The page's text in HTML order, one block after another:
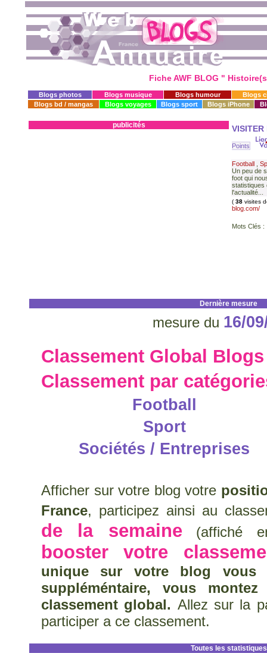
Fiche AWF BLOG "
Blogs photos Blogs musique Blogs humour
Blogs
Blogs bd / mangas
Blogs voyages Blogs sport Blogs iPhone
publicités
Points
Football
Un peu de
foot qui
statistiques
l'actualité...
( 38 visites
blog.com/
Mots Clés :
Dernière mesure
mesure du 16/
Classement Global Blogs
Classement par
Football
Sport
Sociétés / Entreprises
Afficher sur votre blog votre
France, participez ainsi au
de la semaine(affiché
booster votre
unique sur votre blog vous
suppléméntaire, vous
classement global. Allez sur la
participer a ce classement.
Toutes les statistiques